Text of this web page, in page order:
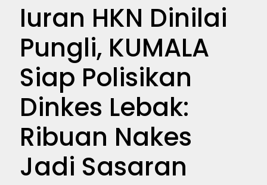
Iuran HKN Dinilai
Pungli, KUMALA
Siap Polisikan
Dinkes Lebak:
Ribuan Nakes
Jadi Sasaran